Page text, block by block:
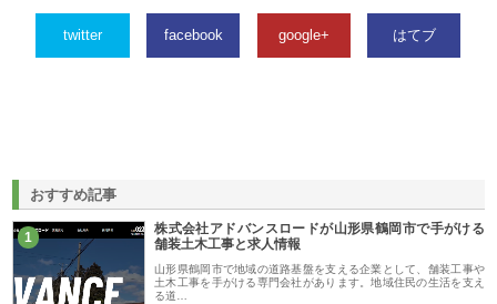
twitter facebook google+ はてブ
おすすめ記事
1
株式会社アドバンスロードが山形県鶴岡市で手がける
舗装土木工事と求人情報
山形県鶴岡市で地域の道路基盤を支える企業として、舗装工事や
土木工事を手がける専門会社があります。地域住民の生活を支え
る道…